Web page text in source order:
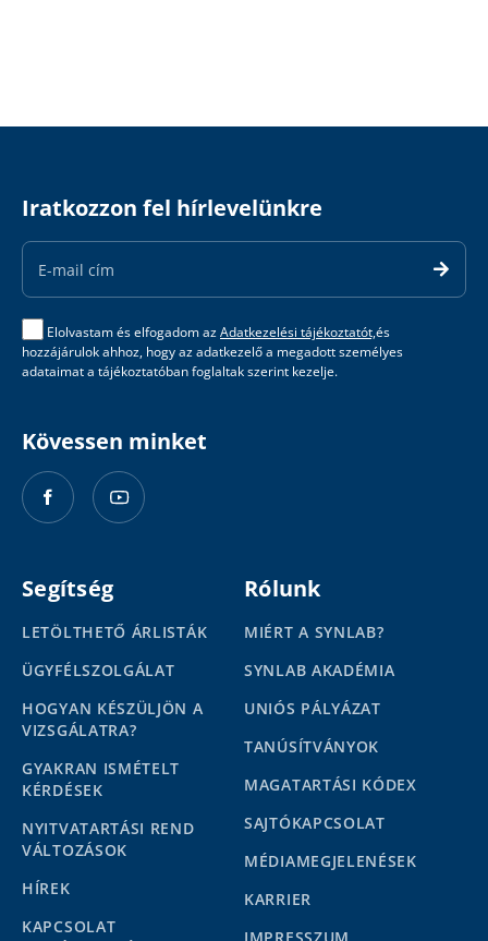
Iratkozzon fel hírlevelünkre
Email
Address
Elolvastam és elfogadom azAdatkezelési tájékoztatót,és
hozzájárulok ahhoz, hogy az adatkezelő a megadott személyes
adataimat a tájékoztatóban foglaltak szerint kezelje.
Kövessen minket
Segítség
LETÖLTHETŐ ÁRLISTÁK
ÜGYFÉLSZOLGÁLAT
HOGYAN KÉSZÜLJÖN A
VIZSGÁLATRA?
GYAKRAN ISMÉTELT
KÉRDÉSEK
NYITVATARTÁSI REND
VÁLTOZÁSOK
HÍREK
KAPCSOLAT
Rólunk
MIÉRT A SYNLAB?
SYNLAB AKADÉMIA
UNIÓS PÁLYÁZAT
TANÚSÍTVÁNYOK
MAGATARTÁSI KÓDEX
SAJTÓKAPCSOLAT
MÉDIAMEGJELENÉSEK
KARRIER